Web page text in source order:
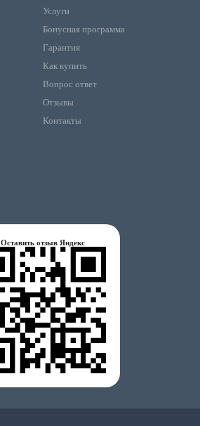
Услуги
Бонусная программа
Гарантия
Как купить
Вопрос ответ
Отзывы
Контакты
Оставить отзыв Яндекс